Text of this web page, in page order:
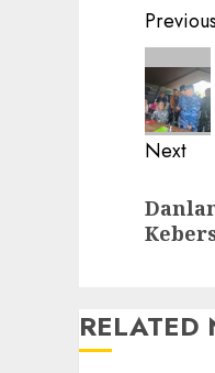
Post
Previous
Previous
post:
Next
post:
RELATED